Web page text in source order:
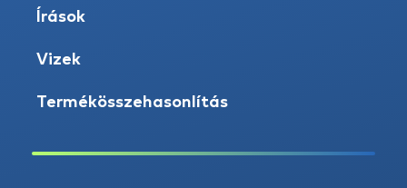
Írások
Vizek
Termékösszehasonlítás